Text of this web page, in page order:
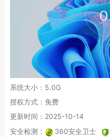
系统大小：5.0G
授权方式：免费
更新时间：2025-10-14
安全检测：
360安全卫士